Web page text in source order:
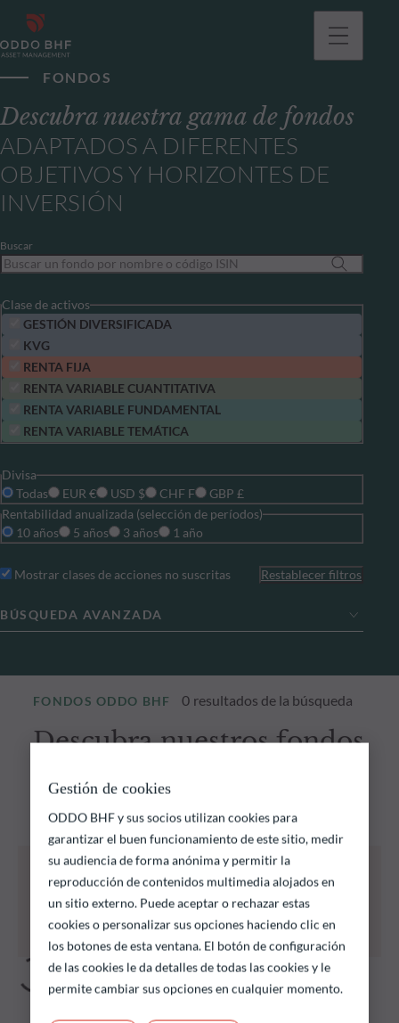
FONDOS
Descubra nuestra gama de fondos
ADAPTADOS A DIFERENTES
OBJETIVOS Y HORIZONTES DE
INVERSIÓN
Buscar
Clase de activos
GESTIÓN DIVERSIFICADA
KVG
RENTA FIJA
RENTA VARIABLE CUANTITATIVA
RENTA VARIABLE FUNDAMENTAL
RENTA VARIABLE TEMÁTICA
Divisa
Todas
EUR € USD $ CHF F
GBP £
Rentabilidad anualizada (selección de períodos)
10 años
5 años 3 años 1 año
Mostrar clases de acciones no suscritas Restablecer filtros
BÚSQUEDA AVANZADA
FONDOS ODDO BHF 0 resultados de la búsqueda
Descubra nuestros fondos
Descubra nuestros fondos y encuentre aquellos que
Todos los fondos que se enumeran a continuación
conllevan un riesgo de pérdida de capital.
Las rentabilidades pasadas no garantizan
resultados futuros y no son constantes en el
tiempo
Gestión de cookies
ODDO BHF y sus socios utilizan cookies para
garantizar el buen funcionamiento de este sitio, medir
su audiencia de forma anónima y permitir la
reproducción de contenidos multimedia alojados en
un sitio externo. Puede aceptar o rechazar estas
cookies o personalizar sus opciones haciendo clic en
los botones de esta ventana. El botón de configuración
de las cookies le da detalles de todas las cookies y le
permite cambiar sus opciones en cualquier momento.